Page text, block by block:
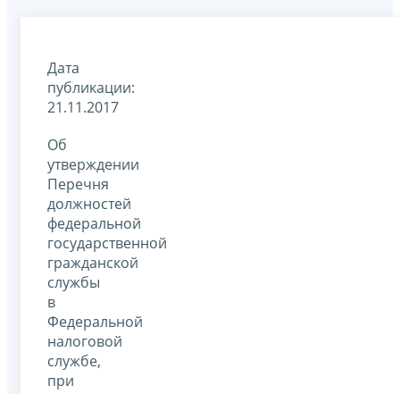
Дата
публикации:
21.11.2017
Об
утверждении
Перечня
должностей
федеральной
государственной
гражданской
службы
в
Федеральной
налоговой
службе,
при